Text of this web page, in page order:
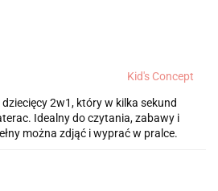
Kid's Concept
2w1, który w kilka sekund
Idealny do czytania, zabawy i
można zdjąć i wyprać w pralce.